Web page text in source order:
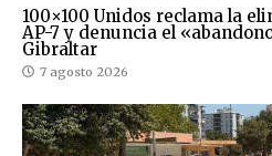
100×100 Unidos reclama la
AP-7 y denuncia el
Gibraltar
7 agosto 2026